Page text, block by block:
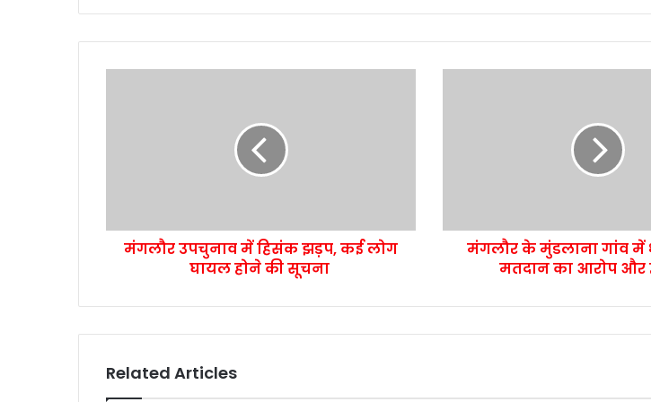
मंगलौर उपचुनाव में हिसंक झड़प, कई लोग
घायल होने की सूचना
मंगलौर के मुंडलाना गांव में
मतदान का आरोप और
Related Articles